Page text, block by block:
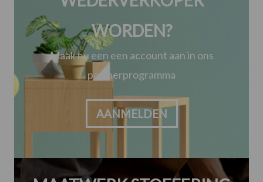
WORDEN?
Maak nu een een account aan in ons
partnerprogramma
AANMELDEN